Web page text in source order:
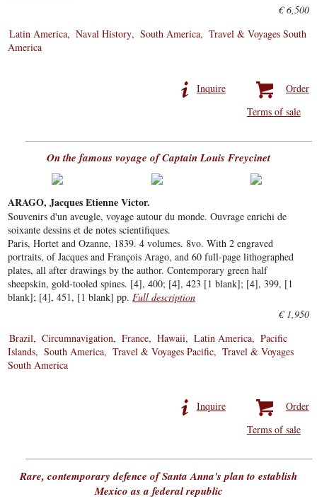
€ 6,500
Latin America
Naval History South America
Travel & Voyages South
America
Order
Inquire
Terms of sale
On the famous voyage of Captain Louis Freycinet
ARAGO, Jacques Etienne Victor.
Souvenirs d'un aveugle, voyage autour du monde. Ouvrage enrichi de
soixante dessins et de notes scientifiques.
Paris, Hortet and Ozanne, 1839. 4 volumes. 8vo. With 2 engraved
portraits, of Jacques and François Arago, and 60 full-page lithographed
plates, all after drawings by the author. Contemporary green half
sheepskin, gold-tooled spines. [4], 400; [4], 423 [1 blank]; [4], 399, [1
blank]; [4], 451, [1 blank] pp.Full description
€ 1,950
Brazil
Circumnavigation France Hawaii Latin America
Pacific
Islands
South America Travel & Voyages Pacific
Travel & Voyages
South America
Order
Inquire
Terms of sale
Rare, contemporary defence of Santa Anna's plan to establish
Mexico as a federal republic